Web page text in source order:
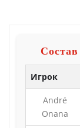
Игрок
André
Onana